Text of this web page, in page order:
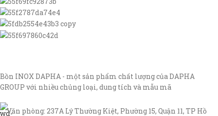
Bồn INOX DAPHA - một sản phẩm chất lượng của DAPHA
GROUP với nhiều chủng loại, dung tích và mẫu mã
Văn phòng: 237A Lý Thường Kiệt, Phường 15, Quận 11, TP Hồ